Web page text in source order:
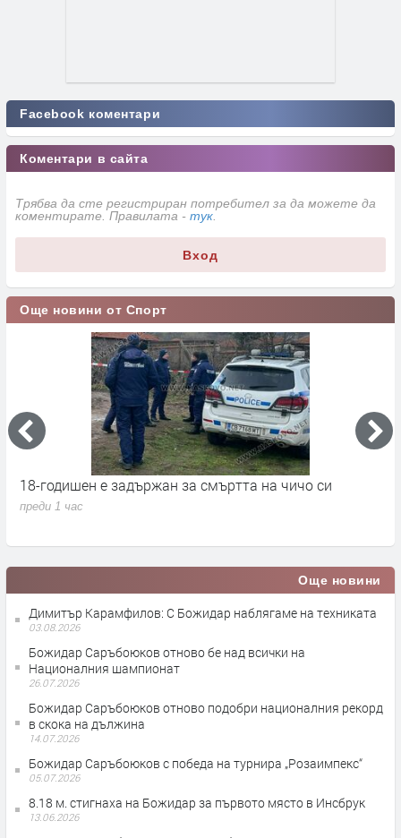
Facebook коментари
Коментари в сайта
Трябва да сте регистриран потребител за да можете да
коментирате. Правилата - тук
Вход
Още новини от Спорт
18-годишен е задържан за смъртта на чичо си
преди 1 час
Още новини
Димитър Карамфилов: С Божидар наблягаме на техниката
03.08.2026
Божидар Саръбоюков отново бе над всички на
Националния шампионат
26.07.2026
Божидар Саръбоюков отново подобри националния рекорд
в скока на дължина
14.07.2026
Божидар Саръбоюков с победа на турнира „Розаимпекс“
05.07.2026
8.18 м. стигнаха на Божидар за първото място в Инсбрук
13.06.2026